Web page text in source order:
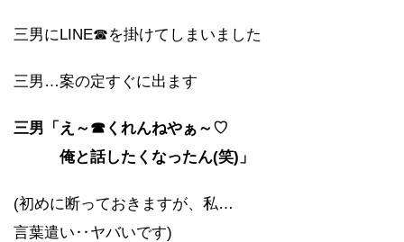
三男にLINE☎を掛けてしまいました
三男…案の定すぐに出ます
三男「え～☎くれんねやぁ～♡
俺と話したくなったん(笑)」
(初めに断っておきますが、私…
言葉遣い‥ヤバいです)